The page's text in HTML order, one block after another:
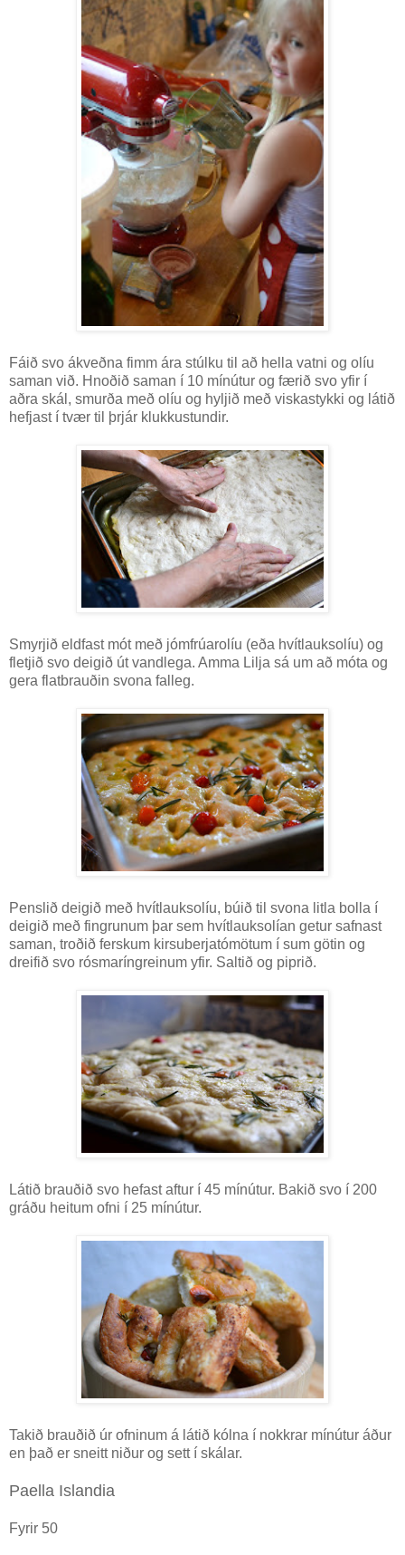
Fáið svo ákveðna fimm ára stúlku til að hella vatni og olíu
saman við. Hnoðið saman í 10 mínútur og færið svo yfir í
aðra skál, smurða með olíu og hyljið með viskastykki og látið
hefjast í tvær til þrjár klukkustundir.
Smyrjið eldfast mót með jómfrúarolíu (eða hvítlauksolíu) og
fletjið svo deigið út vandlega. Amma Lilja sá um að móta og
gera flatbrauðin svona falleg.
Penslið deigið með hvítlauksolíu, búið til svona litla bolla í
deigið með fingrunum þar sem hvítlauksolían getur safnast
saman, troðið ferskum kirsuberjatómötum í sum götin og
dreifið svo rósmaríngreinum yfir. Saltið og piprið.
Látið brauðið svo hefast aftur í 45 mínútur. Bakið svo í 200
gráðu heitum ofni í 25 mínútur.
Takið brauðið úr ofninum á látið kólna í nokkrar mínútur áður
en það er sneitt niður og sett í skálar.
Paella Islandia
Fyrir 50